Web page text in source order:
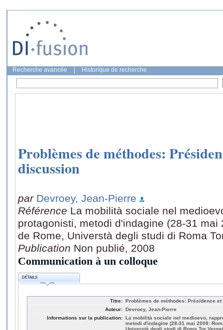
Recherche avancée Historique de recherche
Problèmes de méthodes:
discussion
par Devroey, Jean-Pierre
Référence La mobilità sociale nel
protagonisti, metodi d'indagine (28-31
de Rome, Universtà degli studi di Roma
Publication Non publié, 2008
Communication à un colloque
DÉTAILS
Titre: Problèmes de méthodes: Présidence
Auteur: Devroey, Jean-Pierre
Informations sur la publication: La mobilità sociale nel medioevo,
metodi d'indagine (28-31 mai 2008:
Universtà degli studi di Roma Tor